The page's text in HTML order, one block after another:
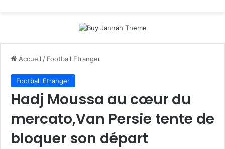
Accueil / Football Etranger
Football Etranger
Hadj Moussa au cœur du
mercato,Van Persie tente de
bloquer son départ